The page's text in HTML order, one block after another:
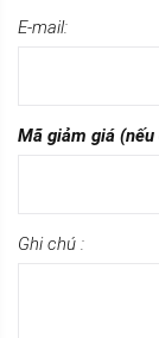
E-mail:
Mã giảm giá (nếu
Ghi chú :